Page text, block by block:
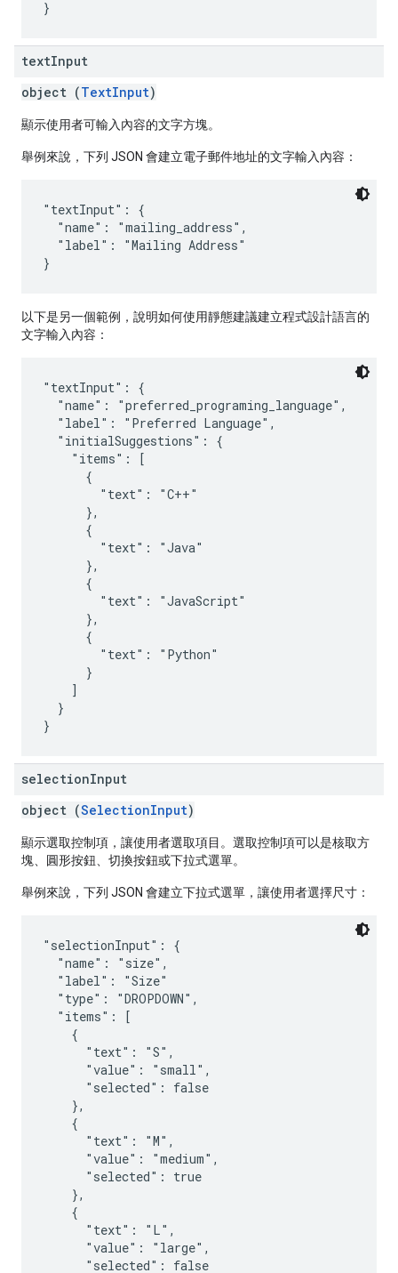
textInput
object (TextInput)
顯示使用者可輸入內容的文字方塊。
舉例來說，下列 JSON 會建立電子郵件地址的文字輸入內容：
"textInput": {
  "name": "mailing_address",
  "label": "Mailing Address"
以下是另一個範例，說明如何使用靜態建議建立程式設計語言的
文字輸入內容：
"textInput": {
  "name": "preferred_programing_language",
  "label": "Preferred Language",
  "initialSuggestions": {
    "items": [
      {
        "text": "C++"
      },
      {
        "text": "Java"
      },
      {
        "text": "JavaScript"
      },
      {
        "text": "Python"
      }
    ]
  }
selectionInput
object (SelectionInput)
顯示選取控制項，讓使用者選取項目。選取控制項可以是核取方
塊、圓形按鈕、切換按鈕或下拉式選單。
舉例來說，下列 JSON 會建立下拉式選單，讓使用者選擇尺寸：
"selectionInput": {
  "name": "size",
  "label": "Size"
  "type": "DROPDOWN",
  "items": [
    {
      "text": "S",
      "value": "small",
      "selected": false
    },
    {
      "text": "M",
      "value": "medium",
      "selected": true
    },
    {
      "text": "L",
      "value": "large",
      "selected": false